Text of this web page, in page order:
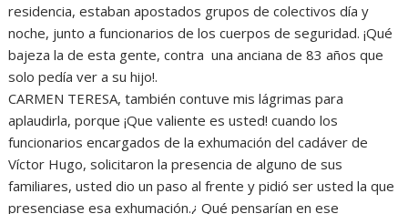
residencia, estaban apostados grupos de colectivos día y
noche, junto a funcionarios de los cuerpos de seguridad. ¡Qué
bajeza la de esta gente, contra una anciana de 83 años que
solo pedía ver a su hijo!.
CARMEN TERESA, también contuve mis lágrimas para
aplaudirla, porque ¡Que valiente es usted! cuando los
funcionarios encargados de la exhumación del cadáver de
Víctor Hugo, solicitaron la presencia de alguno de sus
familiares, usted dio un paso al frente y pidió ser usted la que
presenciase esa exhumación.¿ Qué pensarían en ese